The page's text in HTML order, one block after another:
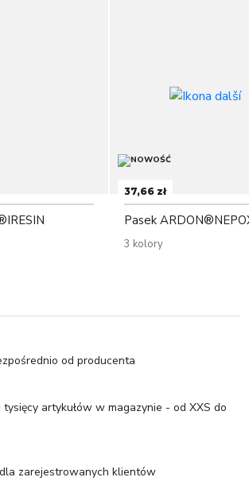
37,66 zł
Pasek
3 kolory
od producenta
tysięcy artykułów w magazynie - od XXS do
zarejestrowanych klientów